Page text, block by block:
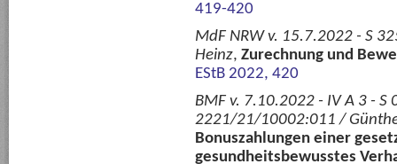
419-420
MdF NRW v. 15.7.2022 - S
Heinz, Zurechnung und
EStB 2022, 420
BMF v. 7.10.2022 - IV A 3 -
2221/21/10002:011 /
Bonuszahlungen einer
gesundheitsbewusstes